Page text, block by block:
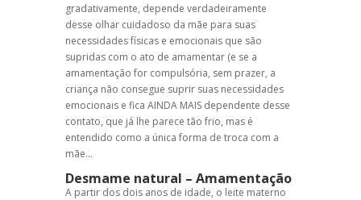
gradativamente, depende verdadeiramente
desse olhar cuidadoso da mãe para suas
necessidades físicas e emocionais que são
supridas com o ato de amamentar (e se a
amamentação for compulsória, sem prazer, a
criança não consegue suprir suas necessidades
emocionais e fica AINDA MAIS dependente desse
contato, que já lhe parece tão frio, mas é
entendido como a única forma de troca com a
mãe…
Desmame natural – Amamentação
A partir dos dois anos de idade, o leite materno